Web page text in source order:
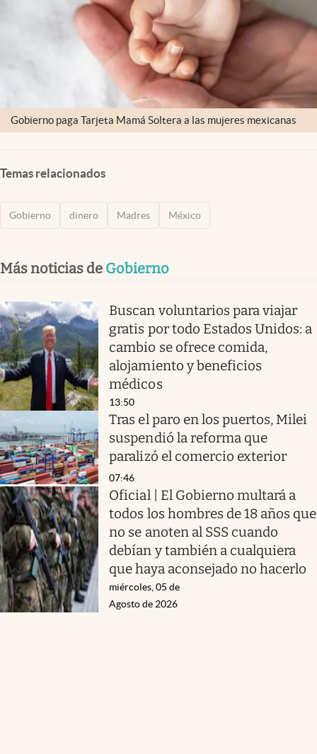
Gobierno paga Tarjeta Mamá Soltera a las mujeres mexicanas
Temas relacionados
Gobierno dinero Madres México
Más noticias de Gobierno
Buscan voluntarios para viajar
gratis por todo Estados Unidos: a
cambio se ofrece comida,
alojamiento y beneficios
médicos
13:50
Tras el paro en los puertos, Milei
suspendió la reforma que
paralizó el comercio exterior
07:46
Oficial | El Gobierno multará a
todos los hombres de 18 años que
no se anoten al SSS cuando
debían y también a cualquiera
que haya aconsejado no hacerlo
miércoles, 05 de
Agosto de 2026